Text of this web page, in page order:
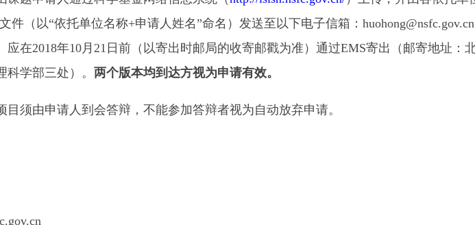
（以“依托单位名称+申请人姓名”命名）发送至以下电子信箱：
在2018年10月21日前（以寄出时邮局的收寄邮戳为准）通过EMS寄出（邮寄地址：
学部三处）。 两个版本均到达方视为申请有效。
由申请人到会答辩，不能参加答辩者视为自动放弃申请。